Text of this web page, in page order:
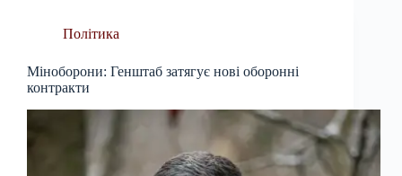
Політика
Міноборони: Генштаб затягує нові оборонні
контракти